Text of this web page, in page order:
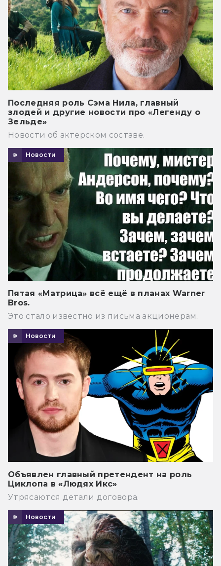
Последняя роль Сэма Нила, главный
злодей и другие новости про «Легенду о
Зельде»
Новости об актёрском составе.
Новости
Пятая «Матрица» всё ещё в планах Warner
Bros.
Это стало известно из письма акционерам.
Новости
Объявлен главный претендент на роль
Циклопа в «Людях Икс»
Утрясаются детали договора.
Новости